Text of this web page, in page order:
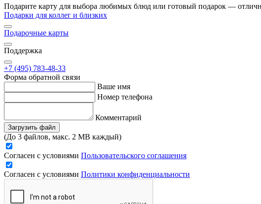
Подарите карту для выбора любимых блюд или готовый подарок —
Подарки для коллег и близких
Подарочные карты
Поддержка
+7 (495) 783-48-33
Форма обратной связи
Ваше имя
Номер телефона
Комментарий
Загрузить файл
(До 3 файлов, макс. 2 MB каждый)
Согласен с условиями Пользовательского соглашения
Согласен с условиями Политики конфиденциальности